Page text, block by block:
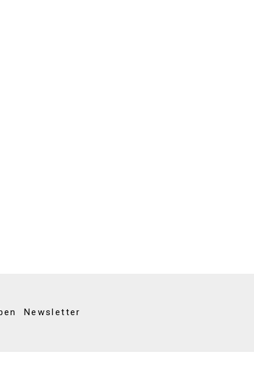
Newsletter